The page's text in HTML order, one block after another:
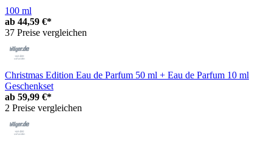
100 ml
ab 44,59 €*
37 Preise vergleichen
Christmas Edition Eau de Parfum 50 ml + Eau de Parfum 10 ml
Geschenkset
ab 59,99 €*
2 Preise vergleichen